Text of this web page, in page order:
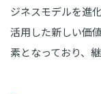
ジネスモデルを進
活用した新しい価
素となっており、